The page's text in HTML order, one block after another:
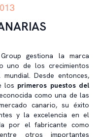
gestiona la marca
uno de los crecimientos
Desde entonces,
los primeros puestos del
como una de las
canario, su éxito
y la excelencia en el
por el fabricante como
otros importantes